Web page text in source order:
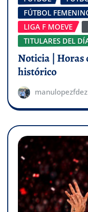
FÚTBOL
LIGA F MOEVE
TITULARES DEL
Noticia | Horas
histórico
manulopezfdez